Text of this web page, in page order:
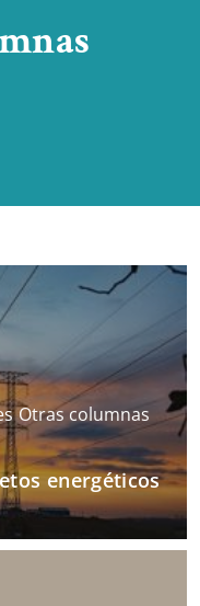
Otras columnas
energéticos